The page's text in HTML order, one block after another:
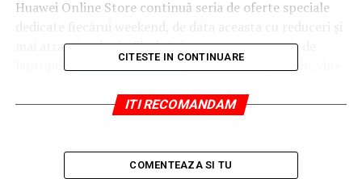
Huawei Online Store continuă seria de oferte speciale
dedicate fiecărui weekend, de data aceasta cu reduceri și
mai atractive de tip Flash Sales pentru categoria de
laptopuri.
Oferta de weekend,#WorkFromAywhere
laptopuri performante, ultraportabile și cu un design
CITESTE IN CONTINUARE
ITI RECOMANDAM
COMENTEAZA SI TU